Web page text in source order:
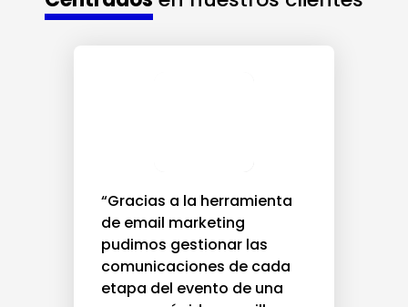
“Gracias a la herramienta
de email marketing
pudimos gestionar las
comunicaciones de cada
etapa del evento de una